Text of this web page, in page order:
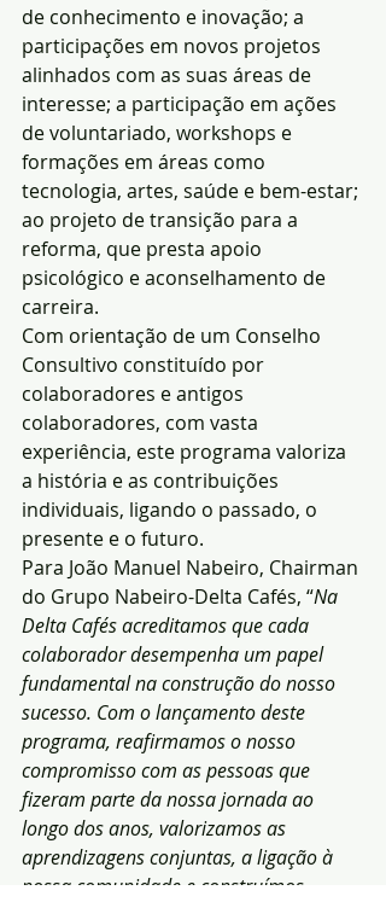
de conhecimento e inovação; a
participações em novos projetos
alinhados com as suas áreas de
interesse; a participação em ações
de voluntariado, workshops e
formações em áreas como
tecnologia, artes, saúde e bem-estar;
ao projeto de transição para a
reforma, que presta apoio
psicológico e aconselhamento de
carreira.
Com orientação de um Conselho
Consultivo constituído por
colaboradores e antigos
colaboradores, com vasta
experiência, este programa valoriza
a história e as contribuições
individuais, ligando o passado, o
presente e o futuro.
Para João Manuel Nabeiro, Chairman
do Grupo Nabeiro-Delta Cafés, “Na
Delta Cafés acreditamos que cada
colaborador desempenha um papel
fundamental na construção do nosso
sucesso. Com o lançamento deste
programa, reafirmamos o nosso
compromisso com as pessoas que
fizeram parte da nossa jornada ao
longo dos anos, valorizamos as
aprendizagens conjuntas, a ligação à
nossa comunidade e construímos